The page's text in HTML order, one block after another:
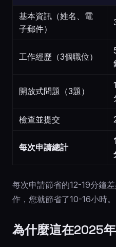
基本資訊（姓名、電
子郵件）
工作經歷（3個職位）
開放式問題（3題）
檢查並提交
每次申請總計
每次申請節省的12-19分鐘
作，您就節省了10-16小時。
為什麼這在2025